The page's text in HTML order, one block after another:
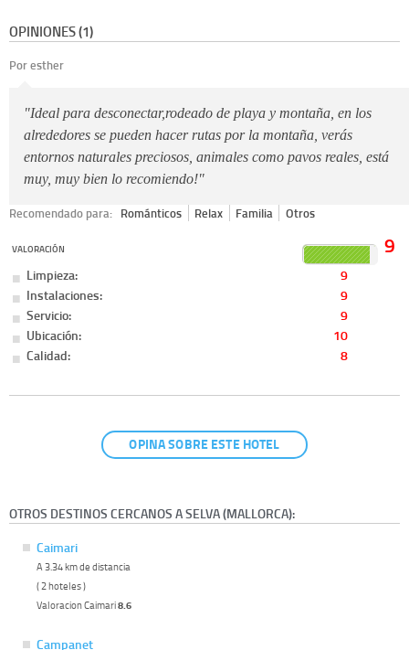
OPINIONES (1)
Por esther
"Ideal para desconectar,rodeado de playa y montaña, en los
alrededores se pueden hacer rutas por la montaña, verás
entornos naturales preciosos, animales como pavos reales, está
muy, muy bien lo recomiendo!"
Recomendado para: Románticos Relax Familia Otros
VALORACIÓN 9
Limpieza:
9
Instalaciones:
9
Servicio:
9
Ubicación:
10
Calidad:
8
OPINA SOBRE ESTE HOTEL
OTROS DESTINOS CERCANOS A SELVA (MALLORCA):
Caimari
A 3.34 km de distancia
( 2 hoteles )
Valoracion Caimari8.6
Campanet